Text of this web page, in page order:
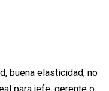
buena elasticidad, no